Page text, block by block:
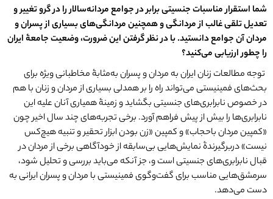
شما استقرار مناسبات جنسیتی برابر در جوامع مردانهسالار را در گرو تغییر و
تعدیل تلقی غالب از مردانگی و همچنین مردانگیهای بسیاری از پسران و
مردان آن جوامع دانستید. با در نظر گرفتن این ضرورت، وضعیت جامعۀ ایران
را چطور ارزیابی میکنید؟
توجه مطالعات زنان ایران به مردان و پسران به‌مثابۀ مخاطبانی ویژه برای
بحث‌های فمینیستی می‌تواند راه را بر همدلی بسیاری از مردان و زنان با هم
در خصوص نابرابری‌های جنسیتی بگشاید و زمینۀ همیاری آنان علیه این
نابرابری‌ها را بیش از پیش فراهم آورد. برخی تجربه‌های چند سال اخیر چون
«کمپین مردان باحجاب» و کمپین «زن بودن ابزار تحقیر و تنبیه هیچ‌کس
نیست» دربرگیرندۀ نمایش‌هایی بی‌سابقه از خودآگاهی برخی از مردان در
قبال نابرابری‌های جنسیتی است و، جز آنکه می‌باید بررسی و تحلیل شود،
سرمشق‌هایی مناسب برای گفت‌وگوی فمینیستی با مردان و پسران ایرانی به
دست می‌دهد.